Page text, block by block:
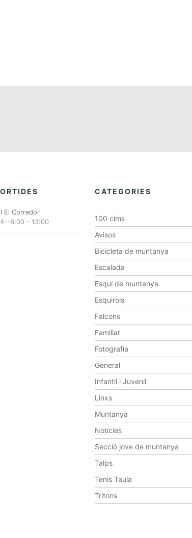
El Corredor
8:00- 13:00
CATEGORIES
100 cims
Avisos
Bicicleta de muntanya
Escalada
Esquí de muntanya
Esquirols
Falcons
Familiar
Fotografía
General
Infantil i Juvenil
Linxs
Muntanya
Notícies
Secció jove de muntanya
Talps
Tenis Taula
Tritons